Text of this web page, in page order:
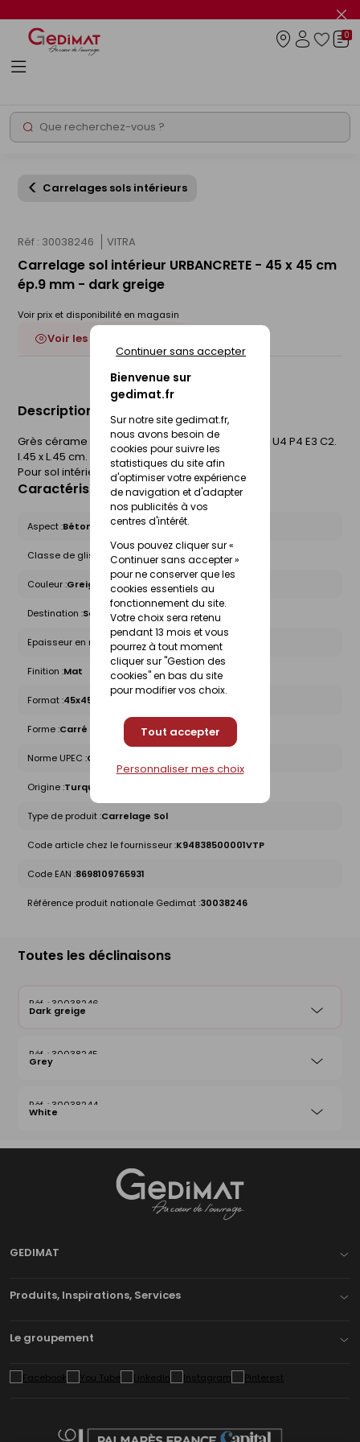
Bienvenue sur
gedimat.fr
Sur notre site gedimat.fr,
nous avons besoin de
cookies pour suivre les
statistiques du site afin
d'optimiser votre expérience
de navigation et d'adapter
nos publicités à vos
centres d'intérêt.
Vous pouvez cliquer sur «
Continuer sans accepter »
pour ne conserver que les
cookies essentiels au
fonctionnement du site.
Votre choix sera retenu
pendant 13 mois et vous
pourrez à tout moment
cliquer sur "Gestion des
cookies" en bas du site
pour modifier vos choix.
Tout accepter
Continuer sans accepter
Personnaliser mes choix
le
info
Rechercher
0
Carrelages sols intérieurs
Réf : 30038246 VITRA
Carrelage sol intérieur URBANCRETE - 45 x 45 cm
ép.9 mm - dark greige
Voir prix et disponibilité en magasin
Voir les 3 déclinaisons
Description du produit
Grès cérame émaillé. Coloré dans la masse. QB U4 P4 E3 C2.
l.45 x L.45 cm. Epaisseur 9 mm. Boîte de 1,42 m².
Pour sol intérieur.
Caractéristiques du produit
Aspect :Béton
Classe de glissance (R) :R9
Couleur :Greige
Destination :Sol intérieur
Epaisseur en mm : 9
Finition :Mat
Format :45x45
Forme :Carré
Norme UPEC :QB U4P4E3C2
Origine :Turquie
Type de produit :Carrelage Sol
Code article chez le fournisseur :K94838500001VTP
Code EAN :8698109765931
Référence produit nationale Gedimat :30038246
Toutes les déclinaisons
30038246
Dark greige
30038245
Grey
30038244
White
GEDIMAT
Produits, Inspirations, Services
Le groupement